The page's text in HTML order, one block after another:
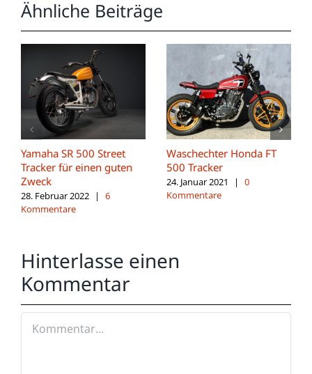
Ähnliche Beiträge
Yamaha SR 500 Street
Tracker für einen guten
Zweck
28. Februar 2022 |
6
Kommentare
Waschechter Honda FT
500 Tracker
24. Januar 2021 |
0
Kommentare
Hinterlasse einen
Kommentar